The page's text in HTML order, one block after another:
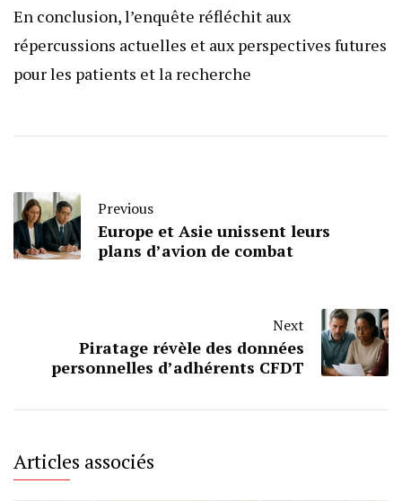
En conclusion, l’enquête réfléchit aux
répercussions actuelles et aux perspectives futures
pour les patients et la recherche
Previous
Europe et Asie unissent leurs
plans d’avion de combat
Next
Piratage révèle des données
personnelles d’adhérents CFDT
Articles associés